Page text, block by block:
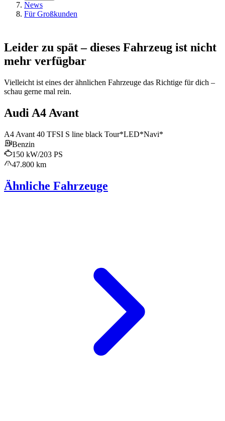
News
Für Großkunden
Leider zu spät – dieses Fahrzeug ist nicht
mehr verfügbar
Vielleicht ist eines der ähnlichen Fahrzeuge das Richtige für dich –
schau gerne mal rein.
Audi A4 Avant
A4 Avant 40 TFSI S line black Tour*LED*Navi*
Benzin
150 kW/203 PS
47.800 km
Ähnliche Fahrzeuge